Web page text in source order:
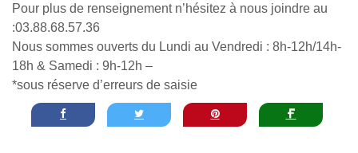
Pour plus de renseignement n’hésitez à nous joindre au
:03.88.68.57.36
Nous sommes ouverts du Lundi au Vendredi : 8h-12h/14h-
18h & Samedi : 9h-12h –
*sous réserve d’erreurs de saisie